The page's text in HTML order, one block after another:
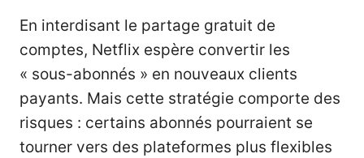
En interdisant le partage gratuit de
comptes, Netflix espère convertir les
« sous-abonnés » en nouveaux clients
payants. Mais cette stratégie comporte des
risques : certains abonnés pourraient se
tourner vers des plateformes plus flexibles